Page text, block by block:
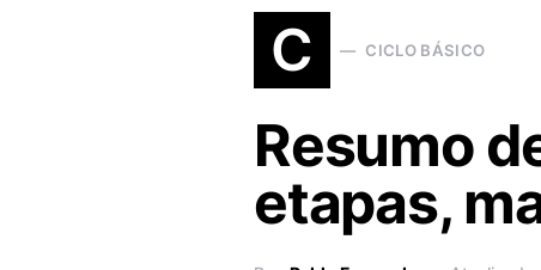
C CICLO BÁSICO
Resumo
etapas,